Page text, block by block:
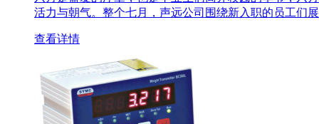
活力与朝气。整个七月，声远公司围绕新入职的员工们
查看详情